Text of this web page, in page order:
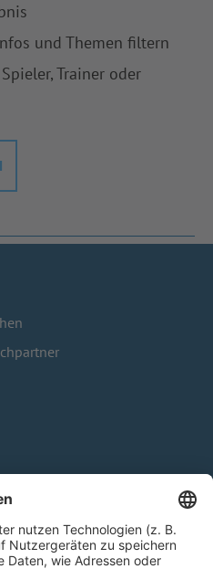
und Themen filtern
Trainer oder